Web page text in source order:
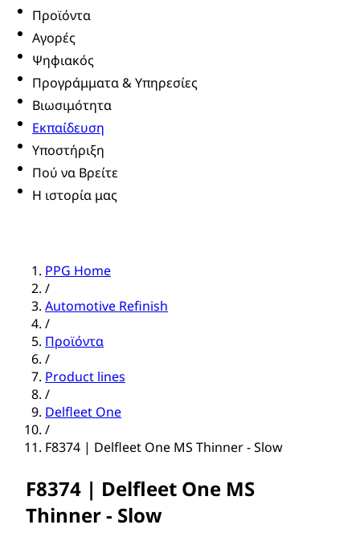
Προϊόντα
Αγορές
Ψηφιακός
Προγράμματα & Υπηρεσίες
Βιωσιμότητα
Εκπαίδευση
Υποστήριξη
Πού να Βρείτε
Η ιστορία μας
PPG Home
/
Automotive Refinish
/
Προϊόντα
/
Product lines
/
Delfleet One
/
F8374 | Delfleet One MS Thinner - Slow
F8374 | Delfleet One MS
Thinner - Slow